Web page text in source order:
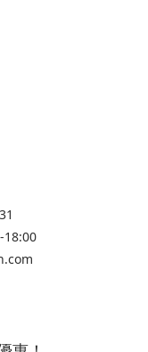
18:00